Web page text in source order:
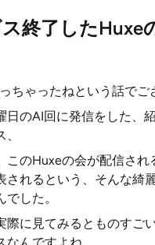
終了したHuxe
ちゃったねという話でご
日のAI回に発信をした、
このHuxeの会が配信され
されるという、そんな綺
した。
際に見てみるとものすご